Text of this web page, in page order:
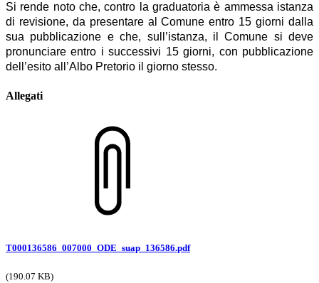
Si rende noto che, contro la graduatoria è ammessa istanza
di revisione, da presentare al Comune entro 15 giorni dalla
sua pubblicazione e che, sull’istanza, il Comune si deve
pronunciare entro i successivi 15 giorni, con pubblicazione
dell’esito all’Albo Pretorio il giorno stesso.
Allegati
T000136586_007000_ODE_suap_136586.pdf
(190.07 KB)